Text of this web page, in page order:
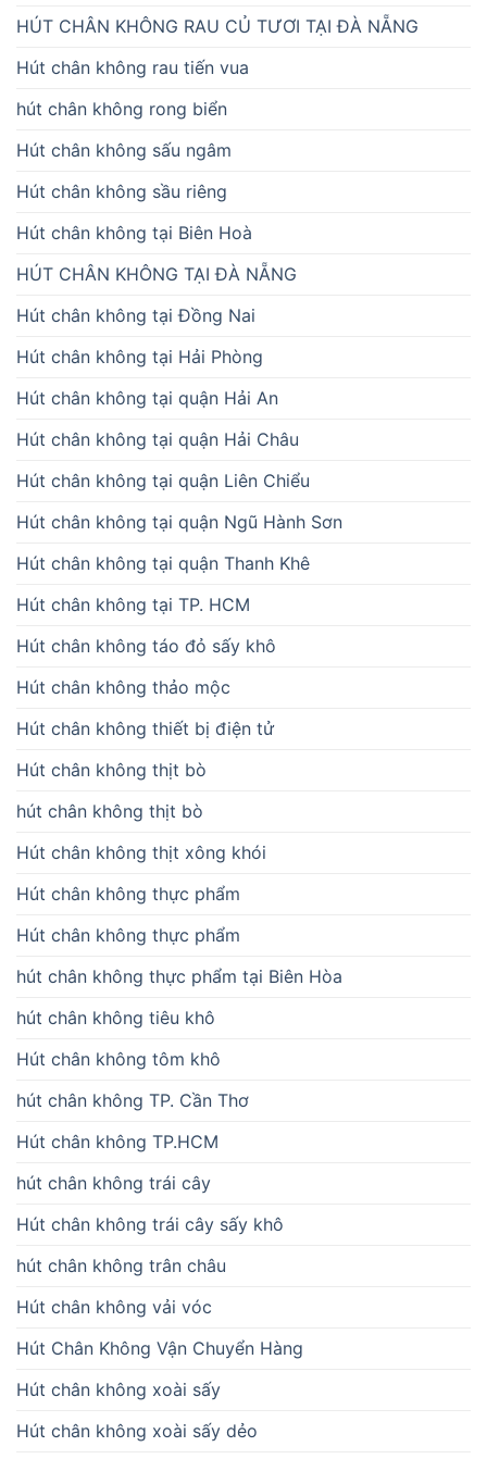
HÚT CHÂN KHÔNG RAU CỦ TƯƠI TẠI ĐÀ NẴNG
Hút chân không rau tiến vua
hút chân không rong biển
Hút chân không sấu ngâm
Hút chân không sầu riêng
Hút chân không tại Biên Hoà
HÚT CHÂN KHÔNG TẠI ĐÀ NẴNG
Hút chân không tại Đồng Nai
Hút chân không tại Hải Phòng
Hút chân không tại quận Hải An
Hút chân không tại quận Hải Châu
Hút chân không tại quận Liên Chiểu
Hút chân không tại quận Ngũ Hành Sơn
Hút chân không tại quận Thanh Khê
Hút chân không tại TP. HCM
Hút chân không táo đỏ sấy khô
Hút chân không thảo mộc
Hút chân không thiết bị điện tử
Hút chân không thịt bò
hút chân không thịt bò
Hút chân không thịt xông khói
Hút chân không thực phẩm
Hút chân không thực phẩm
hút chân không thực phẩm tại Biên Hòa
hút chân không tiêu khô
Hút chân không tôm khô
hút chân không TP. Cần Thơ
Hút chân không TP.HCM
hút chân không trái cây
Hút chân không trái cây sấy khô
hút chân không trân châu
Hút chân không vải vóc
Hút Chân Không Vận Chuyển Hàng
Hút chân không xoài sấy
Hút chân không xoài sấy dẻo